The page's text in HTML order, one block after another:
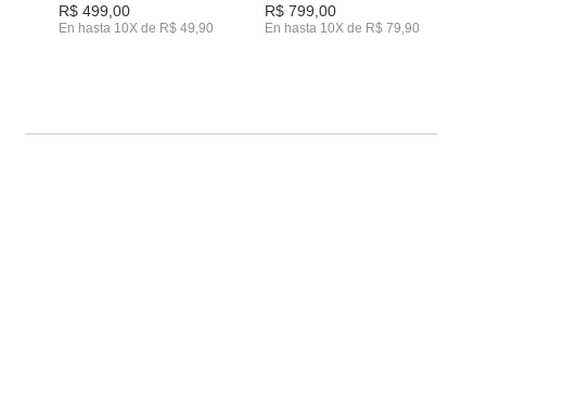
R$ 499,00
En hasta 10X de R$ 49,90
R$ 799,00
En hasta 10X de R$ 79,90